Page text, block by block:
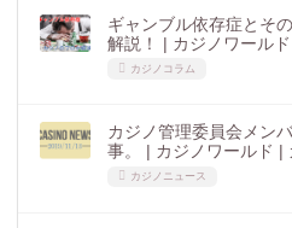
ギャンブル依存症とそ
解説！ | カジノワール
カジノコラム
カジノ管理委員会メン
事。 | カジノワールド |
カジノニュース